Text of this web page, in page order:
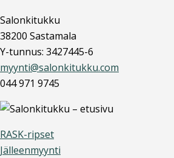
Salonkitukku
38200 Sastamala
Y-tunnus: 3427445-6
myynti@salonkitukku.com
044 971 9745
RASK-ripset
Jälleenmyynti